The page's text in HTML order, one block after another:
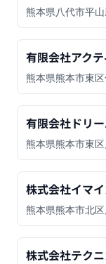
熊本県八代市平
有限会社アク
熊本県熊本市東
有限会社ドリ
熊本県熊本市東
株式会社イマ
熊本県熊本市北
株式会社テク